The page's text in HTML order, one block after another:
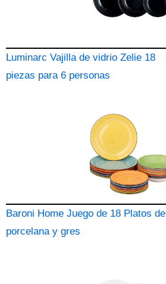
Luminarc Vajilla de vidrio Zelie 18
piezas para 6 personas
Baroni Home Juego de 18 Platos de
porcelana y gres